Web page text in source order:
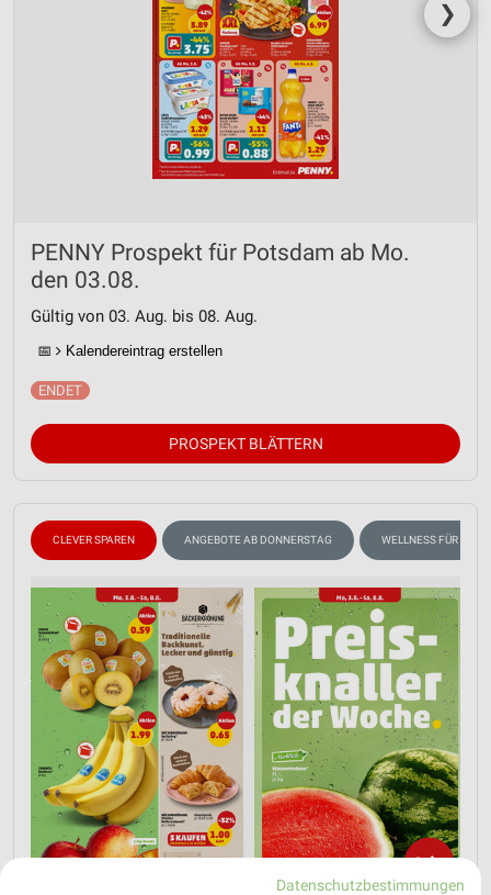
❯
PENNY Prospekt für Potsdam ab Mo.
den 03.08.
Gültig von 03. Aug. bis 08. Aug.
📅 Kalendereintrag erstellen
PROSPEKT BLÄTTERN
CLEVER SPAREN ANGEBOTE AB DONNERSTAG WELLNESS FÜR
Datenschutzbestimmungen